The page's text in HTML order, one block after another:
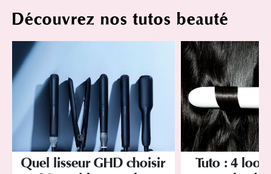
Découvrez nos tutos beauté
Quel lisseur GHD choisir
Tuto : 4